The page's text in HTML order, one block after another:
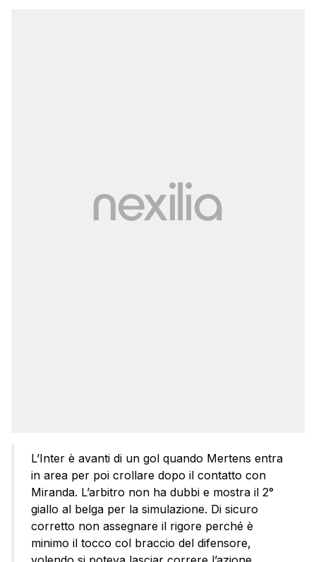
L’Inter è avanti di un gol quando Mertens entra
in area per poi crollare dopo il contatto con
Miranda. L’arbitro non ha dubbi e mostra il 2°
giallo al belga per la simulazione. Di sicuro
corretto non assegnare il rigore perché è
minimo il tocco col braccio del difensore,